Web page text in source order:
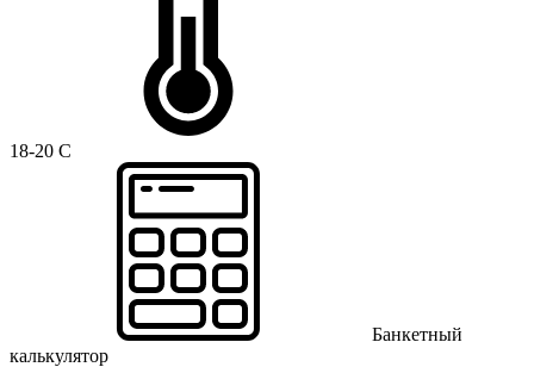
18-20 C
Банкетный
калькулятор